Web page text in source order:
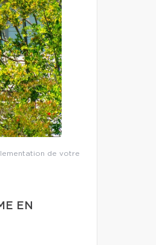
de votre
EN